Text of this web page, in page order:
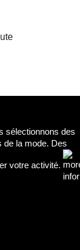
sélectionnons des
de la mode. Des
votre activité.